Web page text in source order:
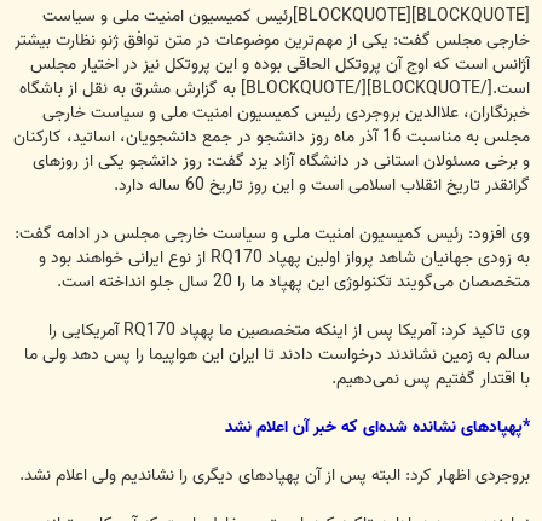
ت
[BLOCKQUOTE][BLOCKQUOTE]رئیس کمیسیون امنیت ملی و سیاست
خارجی مجلس گفت: یکی از مهم‌ترین موضوعات در متن توافق ژنو نظارت بیشتر
آژانس است که اوج آن پروتکل الحاقی بوده و این پروتکل نیز در اختیار مجلس
است.[/BLOCKQUOTE][/BLOCKQUOTE] به گزارش مشرق به نقل از باشگاه
خبرنگاران، علاالدین بروجردی رئیس کمیسیون امنیت ملی و سیاست خارجی
مجلس به مناسبت 16 آذر ماه روز دانشجو در جمع دانشجویان، اساتید، کارکنان
و برخی مسئولان استانی در دانشگاه آزاد یزد گفت: روز دانشجو یکی از روزهای
گرانقدر تاریخ انقلاب اسلامی است و این روز تاریخ 60 ساله دارد.
وی افزود: رئیس کمیسیون امنیت ملی و سیاست خارجی مجلس در ادامه گفت:
به زودی جهانیان شاهد پرواز اولین پهپاد RQ170 از نوع ایرانی خواهند بود و
متخصصان می‌گویند تکنولوژی این پهپاد ما را 20 سال جلو انداخته است.
وی تاکید کرد: آمریکا پس از اینکه متخصصین ما پهپاد RQ170 آمریکایی را
سالم به زمین نشاندند درخواست دادند تا ایران این هواپیما را پس دهد ولی ما
با اقتدار گفتیم پس نمی‌دهیم.
*پهپادهای نشانده شده‌ای که خبر آن اعلام نشد
بروجردی اظهار کرد: البته پس از آن پهپادهای دیگری را نشاندیم ولی اعلام نشد.